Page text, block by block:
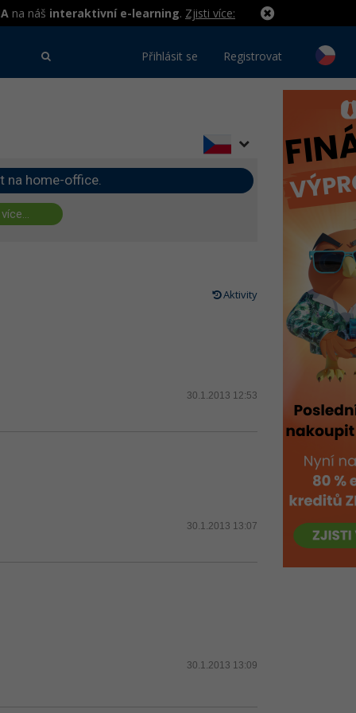
na náš interaktivní e-learning. Zjisti více:
Přihlásit se Registrovat
na home-office.
Aktivity
30.1.2013 12:53
30.1.2013 13:07
30.1.2013 13:09